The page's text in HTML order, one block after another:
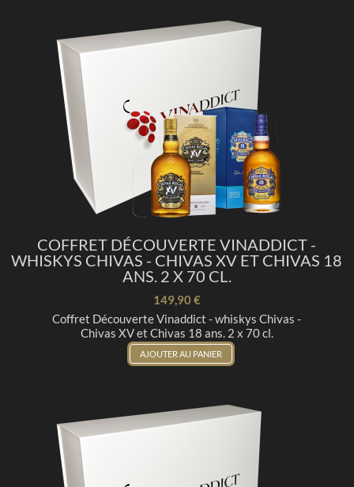
COFFRET DÉCOUVERTE VINADDICT -
WHISKYS CHIVAS - CHIVAS XV ET CHIVAS 18
ANS. 2 X 70 CL.
149,90 €
Coffret Découverte Vinaddict - whiskys Chivas -
Chivas XV et Chivas 18 ans. 2 x 70 cl.
AJOUTER AU PANIER